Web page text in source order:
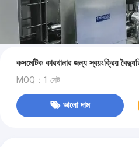
কসমেটিক কারখানার জন্য স্বয়ংক্রিয়
MOQ：1 সেট
ভালো দাম